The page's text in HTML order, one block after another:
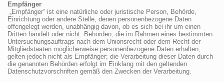
Empfänger
„Empfänger“ ist eine natürliche oder juristische Person, Behörde,
Einrichtung oder andere Stelle, denen personenbezogene Daten
offengelegt werden, unabhängig davon, ob es sich bei ihr um einen
Dritten handelt oder nicht. Behörden, die im Rahmen eines bestimmten
Untersuchungsauftrags nach dem Unionsrecht oder dem Recht der
Mitgliedstaaten möglicherweise personenbezogene Daten erhalten,
gelten jedoch nicht als Empfänger; die Verarbeitung dieser Daten durch
die genannten Behörden erfolgt im Einklang mit den geltenden
Datenschutzvorschriften gemäß den Zwecken der Verarbeitung.